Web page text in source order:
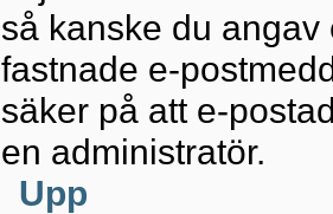
så kanske du
fastnade e-
säker på att e-
en administratör.
Upp